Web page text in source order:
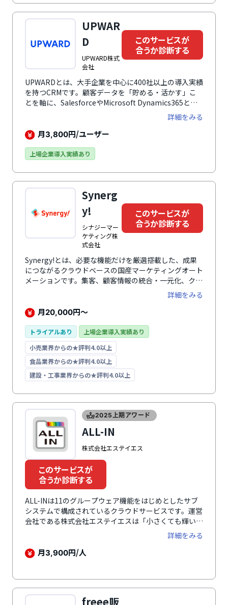
（※）に達しています。（※2025年3月時点）
UPWAR
D
UPWARD株式
会社
このサービスが
合うか診断する
UPWARDとは、大手企業を中心に400社以上の導入実績
を持つCRMです。顧客データを「貯める・活かす」こ
とを軸に、SalesforceやMicrosoft Dynamics365とい
ったクラウドCRMと連携し、外回り・訪問営業の方々
がより創造的に働けるよう、多様なサポート機能を提供
しています。スマホやタブレットといったモバイルデバ
す。セールスパーソンに密接に寄り添いながら、営業現
し、営業力を強化します。報告・日報作業のような事務
作業の手間を省くことで顧客と向き合う時間を最大化
し、分析可能なデータにすることで勝ちパターンを見出
し、再現性のある営業組織をつくります。活用シーンや
ユーザー数に応じて、最適な料金プランが選べる点も魅
詳細をみる
月3,800円/ユーザー
上場企業導入実績あり
Synerg
y!
シナジーマー
ケティング株
式会社
このサービスが
合うか診断する
Synergy!とは、必要な機能だけを厳選搭載した、成果
につながるクラウドベースの国産マーケティングオート
メーションです。集客、顧客情報の統合・一元化、クロ
スチャネル・メッセージング、分析まで、マーケティン
グ課題を解決するソリューションがあらゆる活動をサポ
ートします。操作性抜群のシンプルな画面デザインはマ
また、細やかな権限設定・操作ログ・強制ログオフ・二
重ログイン検知などを利用できる堅牢なセキュリティを
備えています。さらに、顧客満足度90%を獲得する無
料サポートセンターも完備。ニーズに合わせたプランや
設定を提案する活動支援サービスも利用可能です。
詳細をみる
月20,000円～
トライアルあり
上場企業導入実績あり
小売業界からの★評判4.0以上
食品業界からの★評判4.0以上
建設・工事業界からの★評判4.0以上
2025上期アワード
ALL-IN
株式会社エステイエス
このサービスが
合うか診断する
ALL-INは11のグループウェア機能をはじめとしたサブ
システムで構成されているクラウドサービスです。運営
会社である株式会社エステイエスは「小さくても輝いて
いるカッコいい会社を増やしたい！」と考え、中小・小
規模事業者に必要な機能をすべて搭載しています。導入
実績は270社以上と多くの企業で利用されています。グ
ど経営に必要な機能をこれひとつに集約。それぞれに入
力されたデータは全システムへリアルタイムに反映され
ます。勤怠管理、タスク共有管理、イベント管理・アド
詳細をみる
月3,900円/人
freee販